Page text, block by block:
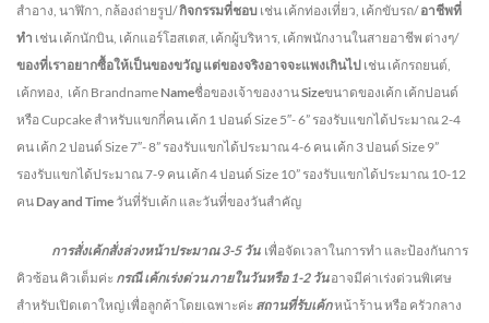
สำอาง, นาฬิกา, กล้องถ่ายรูป/กิจกรรมที่ชอบ เช่น เค้กท่องเที่ยว, เค้กขับรถ/อาชีพที่
ทำ เช่น เค้กนักบิน, เค้กแอร์โฮสเตส, เค้กผู้บริหาร, เค้กพนักงานในสายอาชีพ ต่างๆ/
ของที่เราอยากซื้อให้เป็นของขวัญ แต่ของจริงอาจจะแพงเกินไป เช่น เค้กรถยนต์,
เค้กทอง, เค้ก Brandname Nameชื่อของเจ้าของงานSizeขนาดของเค้ก เค้กปอนด์
หรือ Cupcake สำหรับแขกกี่คน เค้ก 1 ปอนด์ Size 5″- 6” รองรับแขกได้ประมาณ 2-4
คน เค้ก 2 ปอนด์ Size 7″- 8” รองรับแขกได้ประมาณ 4-6 คน เค้ก 3 ปอนด์ Size 9”
รองรับแขกได้ประมาณ 7-9 คน เค้ก 4 ปอนด์ Size 10” รองรับแขกได้ประมาณ 10-12
คน Day and Time วันที่รับเค้ก และวันที่ของวันสำคัญ
การสั่งเค้กสั่งล่วงหน้าประมาณ3-5 วัน เพื่อจัดเวลาในการทำ และป้องกันการ
คิวซ้อน คิวเต็มค่ะ กรณี เค้กเร่งด่วนภายในวันหรือ1-2 วัน อาจมีค่าเร่งด่วนพิเศษ
สำหรับเปิดเตาใหญ่ เพื่อลูกค้าโดยเฉพาะค่ะ สถานที่รับเค้กหน้าร้าน หรือ ครัวกลาง